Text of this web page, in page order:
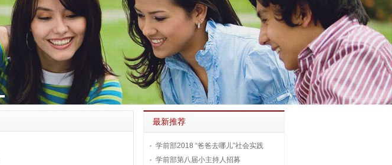
最新推荐
学前部2018 “爸爸去哪儿”社会实践
学前部第八届小主持人招募